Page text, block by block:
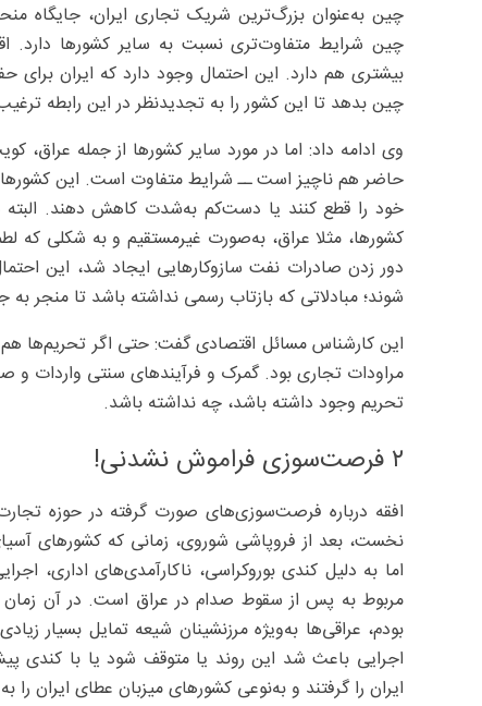
چین به‌عنوان بزرگ‌ترین شریک تجاری ایران، جایگاه
چین شرایط متفاوت‌تری نسبت به سایر کشورها دارد.
بیشتری هم دارد. این احتمال وجود دارد که ایران برای
چین بدهد تا این کشور را به تجدیدنظر در این رابطه ترغیب کند و ریسک تعرفه
وی ادامه داد: اما در مورد سایر کشورها از جمله عراق،
حاضر هم ناچیز است ــ شرایط متفاوت است. این کشورها
خود را قطع کنند یا دست‌کم به‌شدت کاهش دهند. البته
کشورها، مثلا عراق، به‌صورت غیرمستقیم و به شکلی که
دور زدن صادرات نفت سازوکارهایی ایجاد شد، این
شوند؛ مبادلاتی که بازتاب رسمی نداشته باشد تا منجر به جریمه ۲۵‌درصدی در تجارت
این کارشناس مسائل اقتصادی گفت: حتی اگر تحریم‌ها
مراودات تجاری بود. گمرک و فرآیندهای سنتی واردات و
تحریم وجود داشته باشد، چه نداشته باشد.
۲ فرصت‌سوزی فراموش نشدنی!
افقه درباره فرصت‌سوزی‌های صورت گرفته در حوزه
نخست، بعد از فروپاشی شوروی، زمانی که کشورهای
اما به دلیل کندی بوروکراسی، ناکارآمدی‌های اداری،
مربوط به پس از سقوط صدام در عراق است. در آن زمان
بودم، عراقی‌ها به‌ویژه مرزنشینان شیعه تمایل بسیار
اجرایی باعث شد این روند یا متوقف شود یا با کندی
ایران را گرفتند و به‌نوعی کشورهای میزبان عطای ایران